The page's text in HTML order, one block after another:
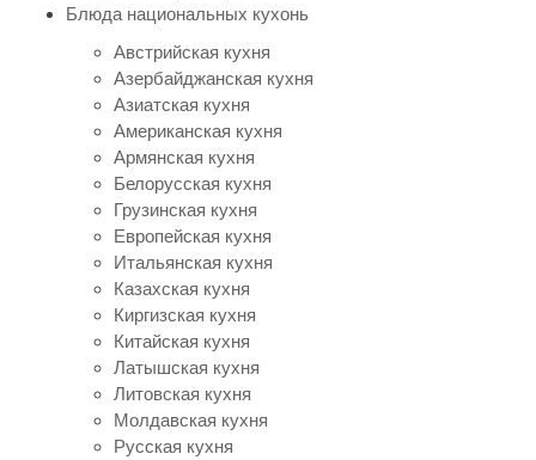
Блюда национальных кухонь
Австрийская кухня
Азербайджанская кухня
Азиатская кухня
Американская кухня
Армянская кухня
Белорусская кухня
Грузинская кухня
Европейская кухня
Итальянская кухня
Казахская кухня
Киргизская кухня
Китайская кухня
Латышская кухня
Литовская кухня
Молдавская кухня
Русская кухня